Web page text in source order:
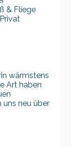
wärmstens
Art haben
uns neu über